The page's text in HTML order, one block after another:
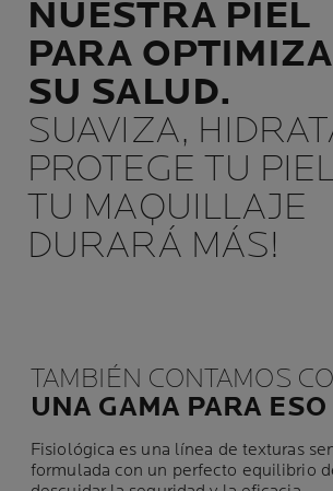
NUESTRA PIEL
PARA
SU SALUD.
SUAVIZA,
PROTEGE TU
TU MAQUILLAJE
DURARÁ MÁS!
TAMBIÉN CONTAMOS
UNA GAMA PARA ESO
Fisiológica es una línea de texturas
formulada con un perfecto equilibrio